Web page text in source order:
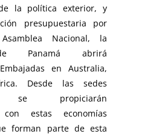
la política exterior, y
presupuestaria por
Nacional, la
Panamá abrirá
en Australia,
Desde las sedes
se propiciarán
con estas economías
forman parte de esta